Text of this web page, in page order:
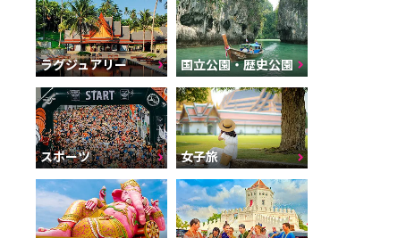
ラグジュアリー 国立公園・歴史公園
スポーツ 女子旅